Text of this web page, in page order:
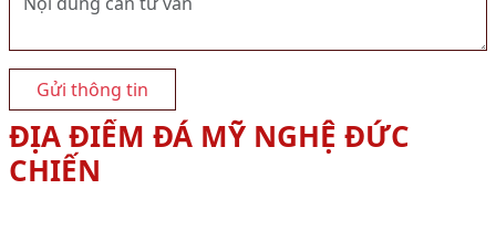
Gửi thông tin
ĐỊA ĐIỂM ĐÁ MỸ NGHỆ ĐỨC
CHIẾN